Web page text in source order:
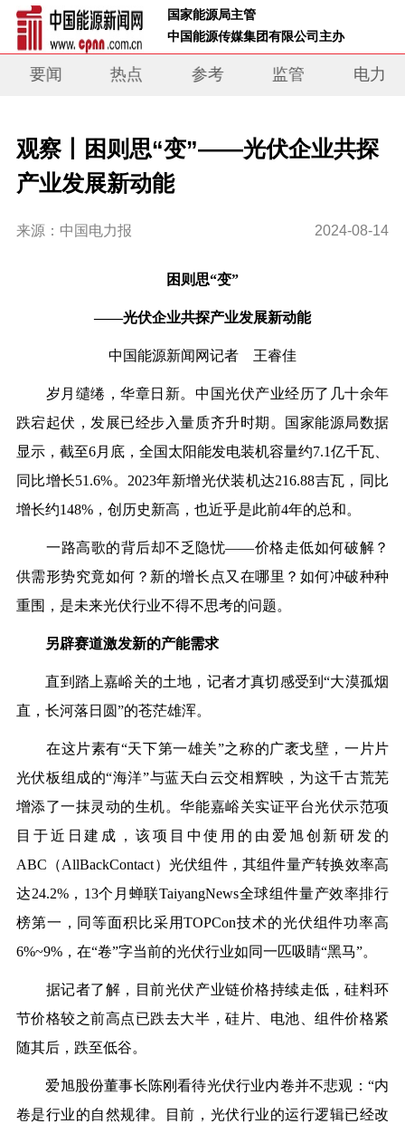
国家能源局主管
中国能源传媒集团有限公司主办
要闻 热点 参考 监管 电力
观察丨困则思“变”——光伏企业共探
产业发展新动能
来源：中国电力报 2024-08-14
困则思“变”
——光伏企业共探产业发展新动能
中国能源新闻网记者 王睿佳
岁月缱绻，华章日新。中国光伏产业经历了几十余年
跌宕起伏，发展已经步入量质齐升时期。国家能源局数据
显示，截至6月底，全国太阳能发电装机容量约7.1亿千瓦、
同比增长51.6%。2023年新增光伏装机达216.88吉瓦，同比
增长约148%，创历史新高，也近乎是此前4年的总和。
一路高歌的背后却不乏隐忧——价格走低如何破解？
供需形势究竟如何？新的增长点又在哪里？如何冲破种种
重围，是未来光伏行业不得不思考的问题。
另辟赛道激发新的产能需求
直到踏上嘉峪关的土地，记者才真切感受到“大漠孤烟
直，长河落日圆”的苍茫雄浑。
在这片素有“天下第一雄关”之称的广袤戈壁，一片片
光伏板组成的“海洋”与蓝天白云交相辉映，为这千古荒芜
增添了一抹灵动的生机。华能嘉峪关实证平台光伏示范项
目于近日建成，该项目中使用的由爱旭创新研发的
ABC（AllBackContact）光伏组件，其组件量产转换效率高
达24.2%，13个月蝉联TaiyangNews全球组件量产效率排行
榜第一，同等面积比采用TOPCon技术的光伏组件功率高
6%~9%，在“卷”字当前的光伏行业如同一匹吸睛“黑马”。
据记者了解，目前光伏产业链价格持续走低，硅料环
节价格较之前高点已跌去大半，硅片、电池、组件价格紧
随其后，跌至低谷。
爱旭股份董事长陈刚看待光伏行业内卷并不悲观：“内
卷是行业的自然规律。目前，光伏行业的运行逻辑已经改